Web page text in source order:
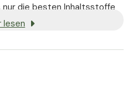
nur die besten Inhaltsstoffe
Lieferanten bezogen
lesen